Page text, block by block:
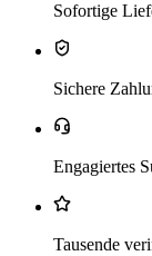
Sofortige
Sichere
Engagiertes
Tausende